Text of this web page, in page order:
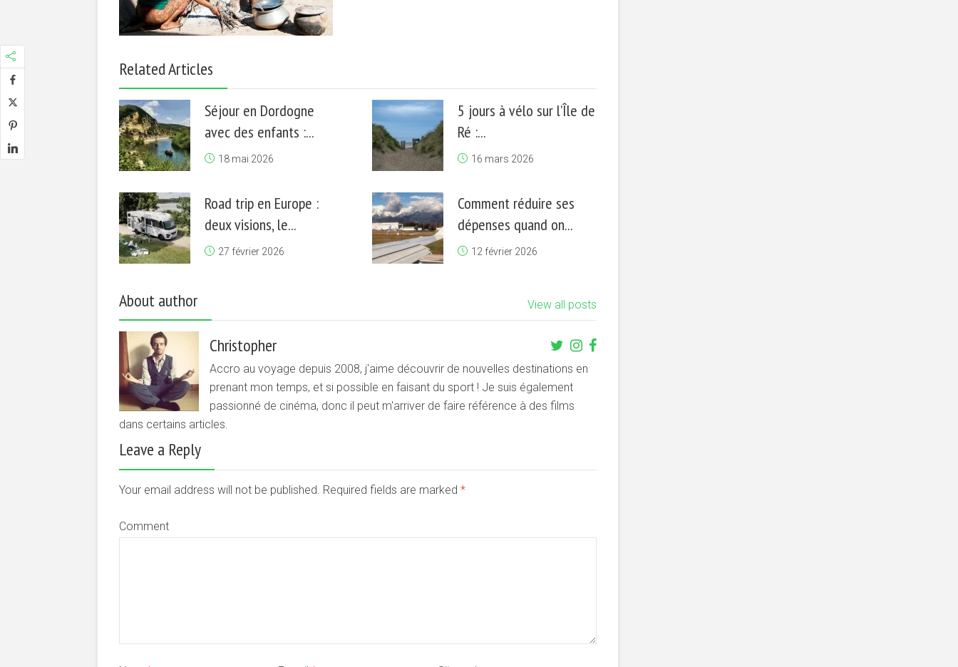
Related Articles
Séjour en Dordogne
avec des enfants :...
18 mai 2026
5 jours à vélo sur l’Île de
Ré :...
16 mars 2026
Road trip en Europe :
deux visions, le...
27 février 2026
Comment réduire ses
dépenses quand on...
12 février 2026
About author View all posts
Christopher
Accro au voyage depuis 2008, j'aime découvrir de nouvelles destinations en
prenant mon temps, et si possible en faisant du sport ! Je suis également
passionné de cinéma, donc il peut m'arriver de faire référence à des films
dans certains articles.
Leave a Reply
Your email address will not be published. Required fields are marked *
Comment